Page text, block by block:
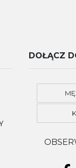
DOŁĄCZ